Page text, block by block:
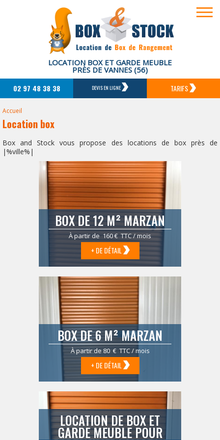
LOCATION BOX ET GARDE MEUBLE
PRÈS DE VANNES (56)
02 97 48 38 38 DEVIS EN LIGNE TARIFS
Accueil
Location box
Box and Stock vous propose des locations de box près de
|%ville%|
BOX DE 12 M² MARZAN
À partir de 160 € TTC / mois
+ DE DÉTAIL
BOX DE 6 M² MARZAN
À partir de 80 € TTC / mois
+ DE DÉTAIL
LOCATION DE BOX ET
GARDE MEUBLE POUR